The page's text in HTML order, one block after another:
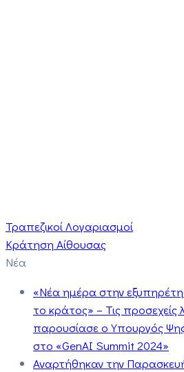
Τραπεζικοί Λογαριασμοί
Κράτηση Αίθουσας
Νέα
«Νέα ημέρα στην
το κράτος» – Τις προσεχείς
παρουσίασε ο Υπουργός
στο «GenAI Summit 2024»
Αναρτήθηκαν την